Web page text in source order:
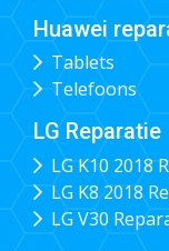
Huawei
Tablets
Telefoons
LG Reparatie
LG K10 2018
LG K8 2018
LG V30